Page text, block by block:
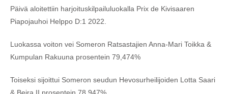
Päivä aloitettiin harjoituskilpailuluokalla Prix de Kivisaaren
Piapojauhoi Helppo D:1 2022.
Luokassa voiton vei Someron Ratsastajien Anna-Mari Toikka &
Kumpulan Rakuuna prosentein 79,474%
Toiseksi sijoittui Someron seudun Hevosurheilijoiden Lotta Saari